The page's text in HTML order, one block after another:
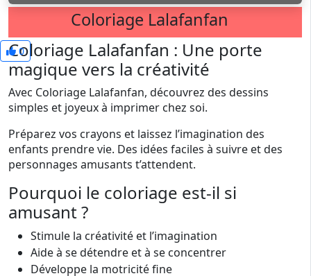
Coloriage Lalafanfan
0
Coloriage Lalafanfan : Une porte
magique vers la créativité
Avec Coloriage Lalafanfan, découvrez des dessins
simples et joyeux à imprimer chez soi.
Préparez vos crayons et laissez l’imagination des
enfants prendre vie. Des idées faciles à suivre et des
personnages amusants t’attendent.
Pourquoi le coloriage est-il si
amusant ?
Stimule la créativité et l’imagination
Aide à se détendre et à se concentrer
Développe la motricité fine